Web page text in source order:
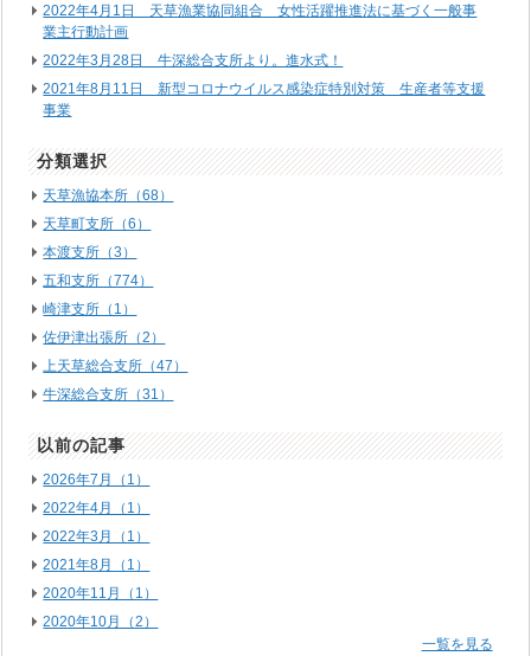
2022年4月1日 天草漁業協同組合 女性活躍推進法に基づく一般事
業主行動計画
2022年3月28日 牛深総合支所より。進水式！
2021年8月11日 新型コロナウイルス感染症特別対策 生産者等支援
事業
分類選択
天草漁協本所（68）
天草町支所（6）
本渡支所（3）
五和支所（774）
崎津支所（1）
佐伊津出張所（2）
上天草総合支所（47）
牛深総合支所（31）
以前の記事
2026年7月（1）
2022年4月（1）
2022年3月（1）
2021年8月（1）
2020年11月（1）
2020年10月（2）
一覧を見る